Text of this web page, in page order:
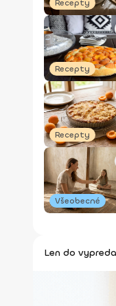
Recepty
Recepty
Recepty
Všeobecné
Len do